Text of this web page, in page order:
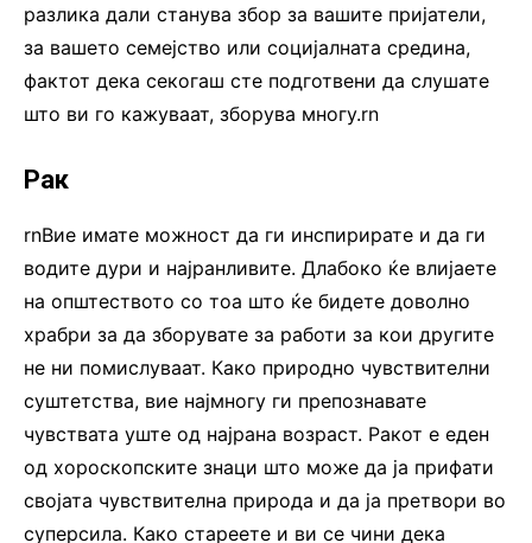
разлика дали станува збор за вашите пријатели,
за вашето семејство или социјалната средина,
фактот дека секогаш сте подготвени да слушате
што ви го кажуваат, зборува многу.rn
Рак
rnВие имате можност да ги инспирирате и да ги
водите дури и најранливите. Длабоко ќе влијаете
на општеството со тоа што ќе бидете доволно
храбри за да зборувате за работи за кои другите
не ни помислуваат. Како природно чувствителни
суштетства, вие најмногу ги препознавате
чувствата уште од најрана возраст. Ракот е еден
од хороскопските знаци што може да ја прифати
својата чувствителна природа и да ја претвори во
суперсила. Како стареете и ви се чини дека